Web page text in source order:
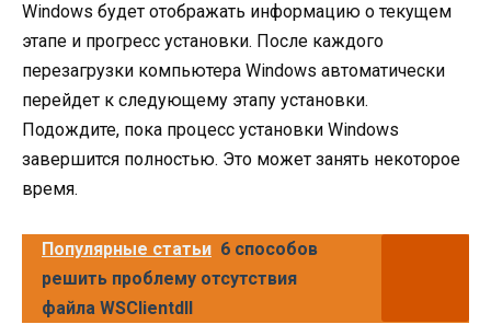
Windows будет отображать информацию о текущем
этапе и прогресс установки. После каждого
перезагрузки компьютера Windows автоматически
перейдет к следующему этапу установки.
Подождите, пока процесс установки Windows
завершится полностью. Это может занять некоторое
время.
Популярные статьи 6 способов
решить проблему отсутствия
файла WSClientdll